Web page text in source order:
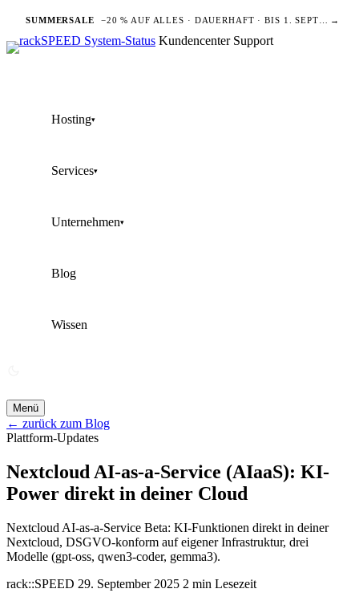
SUMMERSALE →
Kundencenter Support
Hosting▾
Services▾
Unternehmen▾
Blog
Wissen
Menü
← zurück zum Blog
Plattform-Updates
Nextcloud AI-as-a-Service (AIaaS): KI-
Power direkt in deiner Cloud
Nextcloud AI-as-a-Service Beta: KI-Funktionen direkt in deiner
Nextcloud, DSGVO-konform auf eigener Infrastruktur, drei
Modelle (gpt-oss, qwen3-coder, gemma3).
rack::SPEED 29. September 2025 2 min Lesezeit